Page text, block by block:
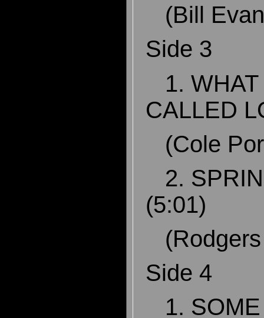
(Bill
Side 3
1. WHAT
CALLED
(Cole
2.
(5:01)
Side 4
1. SOME